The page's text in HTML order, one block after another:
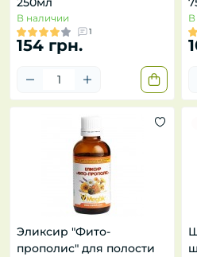
В наличии
1
154 грн.
В
Эликсир "Фито-
прополис" для полости